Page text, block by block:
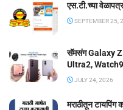
एस.टी.च्या
SEPTEMBER 25,
सॅमसंग Galaxy
Ultra2, Watch9
JULY 24, 2026
मराठीतून टायपिंग